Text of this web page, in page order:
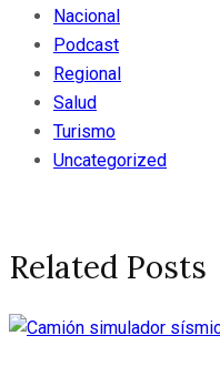
Nacional
Podcast
Regional
Salud
Turismo
Uncategorized
Related Posts